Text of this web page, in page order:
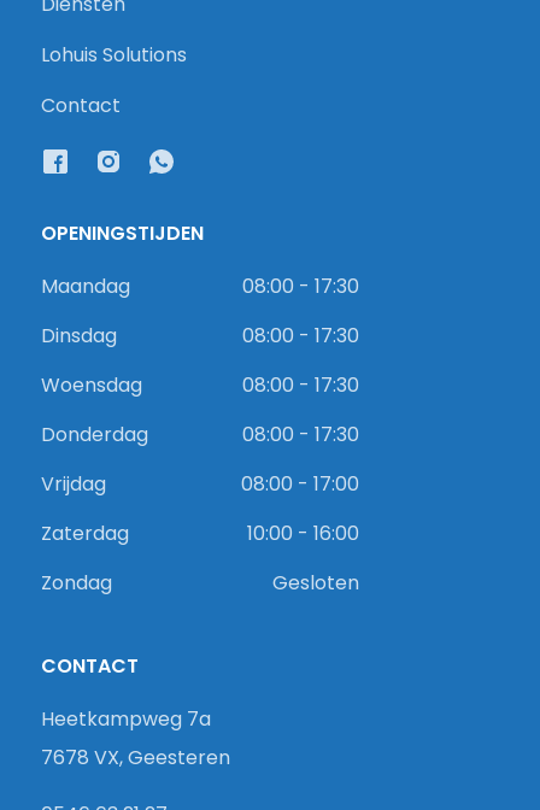
Lohuis Solutions
Contact
OPENINGSTIJDEN
Maandag
08:00 - 17:30
Dinsdag
08:00 - 17:30
Woensdag
08:00 - 17:30
Donderdag
08:00 - 17:30
Vrijdag
08:00 - 17:00
Zaterdag
10:00 - 16:00
Zondag
Gesloten
CONTACT
Heetkampweg 7a
7678 VX, Geesteren